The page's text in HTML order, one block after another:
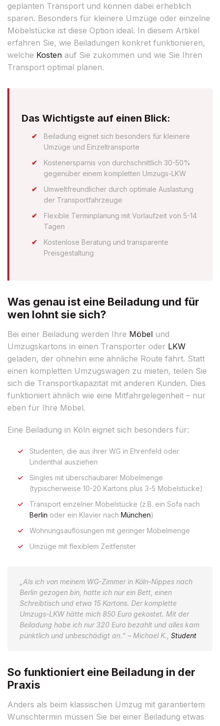
geplanten Transport und können dabei erheblich
sparen. Besonders für kleinere Umzüge oder einzelne
Möbelstücke ist diese Option ideal. In diesem Artikel
erfahren Sie, wie Beiladungen konkret funktionieren,
welche Kosten auf Sie zukommen und wie Sie Ihren
Transport optimal planen.
Das Wichtigste auf einen Blick:
Beiladung eignet sich besonders für kleinere
Umzüge und Einzeltransporte
Kostenersparnis von durchschnittlich 30-50%
gegenüber einem kompletten Umzugs-LKW
Umweltfreundlicher durch optimale Auslastung
der Transportfahrzeuge
Flexible Terminplanung mit Vorlaufzeit von 5-14
Tagen
Kostenlose Beratung und transparente
Preisgestaltung
Was genau ist eine Beiladung und für
wen lohnt sie sich?
Bei einer Beiladung werden Ihre Möbel und
Umzugskartons in einen Transporter oder LKW
geladen, der ohnehin eine ähnliche Route fährt. Statt
einen kompletten Umzugswagen zu mieten, teilen Sie
sich die Transportkapazität mit anderen Kunden. Dies
funktioniert ähnlich wie eine Mitfahrgelegenheit – nur
eben für Ihre Möbel.
Eine Beiladung in Köln eignet sich besonders für:
Studenten, die aus ihrer WG in Ehrenfeld oder
Lindenthal ausziehen
Singles mit überschaubarer Möbelmenge
(typischerweise 10-20 Kartons plus 3-5 Möbelstücke)
Transport einzelner Möbelstücke (z.B. ein Sofa nach
Berlin oder ein Klavier nach München)
Wohnungsauflösungen mit geringer Möbelmenge
Umzüge mit flexiblem Zeitfenster
„Als ich von meinem WG-Zimmer in Köln-Nippes nach
Berlin gezogen bin, hatte ich nur ein Bett, einen
Schreibtisch und etwa 15 Kartons. Der komplette
Umzugs-LKW hätte mich 850 Euro gekostet. Mit der
Beiladung habe ich nur 320 Euro bezahlt und alles kam
pünktlich und unbeschädigt an.“ – Michael K., Student
So funktioniert eine Beiladung in der
Praxis
Anders als beim klassischen Umzug mit garantiertem
Wunschtermin müssen Sie bei einer Beiladung etwas